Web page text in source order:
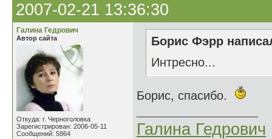
2007-02-21 13:36:30
Галина Гедрович
Автор сайта
Откуда: г. Черноголовка
Зарегистрирован: 2006-05-11
Сообщений: 5864
Борис Фэрр
Интресно...
Борис, спасибо.
Галина Гедрович